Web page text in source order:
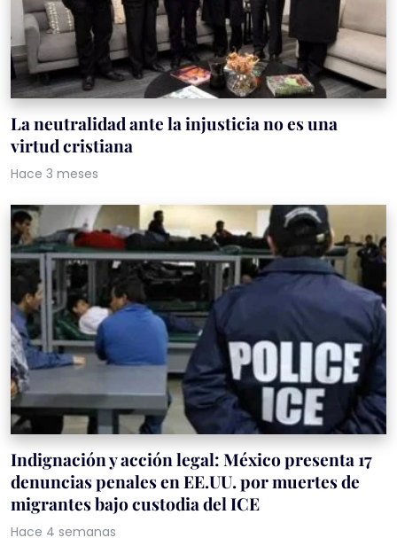
La neutralidad ante la injusticia no es una
virtud cristiana
Hace 3 meses
Indignación y acción legal: México presenta 17
denuncias penales en EE.UU. por muertes de
migrantes bajo custodia del ICE
Hace 4 semanas